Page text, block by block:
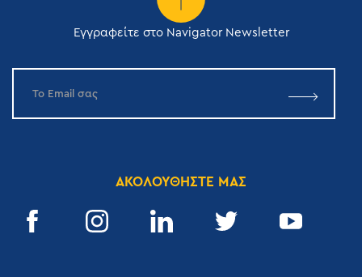
Εγγραφείτε στο Navigator Newsletter
ΑΚΟΛΟΥΘΗΣΤΕ ΜΑΣ